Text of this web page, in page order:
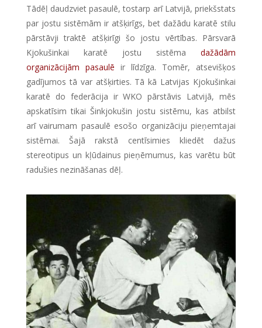
Tādēļ daudzviet pasaulē, tostarp arī Latvijā, priekšstats
par jostu sistēmām ir atšķirīgs, bet dažādu karatē stilu
pārstāvji traktē atšķirīgi šo jostu vērtības. Pārsvarā
Kjokušinkai karatē jostu sistēmadažādām
organizācijām pasaulē ir līdzīga. Tomēr, atsevišķos
gadījumos tā var atšķirties. Tā kā Latvijas Kjokušinkai
karatē do federācija ir WKO pārstāvis Latvijā, mēs
apskatīsim tikai Šinkjokušin jostu sistēmu, kas atbilst
arī vairumam pasaulē esošo organizāciju pieņemtajai
sistēmai. Šajā rakstā centīsimies kliedēt dažus
stereotipus un kļūdainus pieņēmumus, kas varētu būt
radušies nezināšanas dēļ.